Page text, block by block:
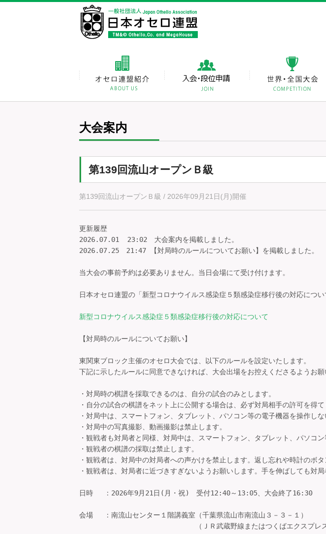
大会案内
第139回流山オープンＢ級
第139回流山オープンＢ級 / 2026年09月21日(月)開催
更新履歴
2026.07.01  23:02　大会案内を掲載しました。
2026.07.25　21:47 【対局時のルールについてお願い】を掲載しました。
当大会の事前予約は必要ありません。当日会場にて受け付けます。
日本オセロ連盟の「新型コロナウイルス感染症５類感染症移行後の対応につ
新型コロナウイルス感染症５類感染症移行後の対応について
【対局時のルールについてお願い】
東関東ブロック主催のオセロ大会では、以下のルールを設定いたします。
下記に示したルールに同意できなければ、大会出場をお控えくださるようお願
・対局時の棋譜を採取できるのは、自分の試合のみとします。
・自分の試合の棋譜をネット上に公開する場合は、必ず対局相手の許可を得
・対局中は、スマートフォン、タブレット、パソコン等の電子機器を操作しな
・対局中の写真撮影、動画撮影は禁止します。
・観戦者も対局者と同様、対局中は、スマートフォン、タブレット、パソコ
・観戦者の棋譜の採取は禁止します。
・観戦者は、対局中の対局者への声かけを禁止します。返し忘れや時計のボ
・観戦者は、対局者に近づきすぎないようお願いします。手を伸ばしても対
日時 　：2026年9月21日(月・祝)　受付12:40～13:05、大会終了16:30
会場 　：南流山センター１階講義室（千葉県流山市南流山３－３－１）
（ＪＲ武蔵野線またはつくばエクスプレス「南流山